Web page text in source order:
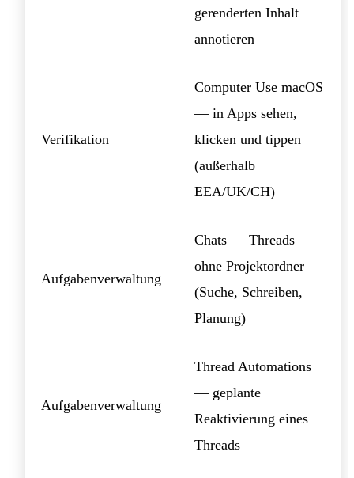
gerenderten Inhalt
annotieren
Verifikation
Computer Use macOS
— in Apps sehen,
klicken und tippen
(außerhalb
EEA/UK/CH)
Aufgabenverwaltung
Chats — Threads
ohne Projektordner
(Suche, Schreiben,
Planung)
Aufgabenverwaltung
Thread Automations
— geplante
Reaktivierung eines
Threads